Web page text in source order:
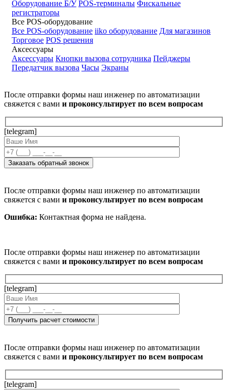
Оборудование Б/У POS-терминалы Фискальные
регистраторы
Все POS-оборудование
Все POS-оборудование iiko оборудование Для магазинов
Торговое POS решения
Аксессуары
Аксессуары Кнопки вызова сотрудника Пейджеры
Передатчик вызова Часы Экраны
После отправки формы наш инженер по автоматизации
свяжется с вами и проконсультирует по всем вопросам
[telegram]
После отправки формы наш инженер по автоматизации
свяжется с вами и проконсультирует по всем вопросам
Ошибка: Контактная форма не найдена.
После отправки формы наш инженер по автоматизации
свяжется с вами и проконсультирует по всем вопросам
[telegram]
После отправки формы наш инженер по автоматизации
свяжется с вами и проконсультирует по всем вопросам
[telegram]